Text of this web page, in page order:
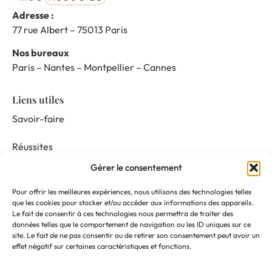
Gérer le consentement
Pour offrir les meilleures expériences, nous utilisons des technologies telles
que les cookies pour stocker et/ou accéder aux informations des appareils.
Le fait de consentir à ces technologies nous permettra de traiter des
données telles que le comportement de navigation ou les ID uniques sur ce
site. Le fait de ne pas consentir ou de retirer son consentement peut avoir un
effet négatif sur certaines caractéristiques et fonctions.
Adresse :
77 rue Albert – 75013 Paris
Nos bureaux
Paris – Nantes – Montpellier – Cannes
Liens utiles
Savoir-faire
Réussites
Mentor & Connect
Actualités